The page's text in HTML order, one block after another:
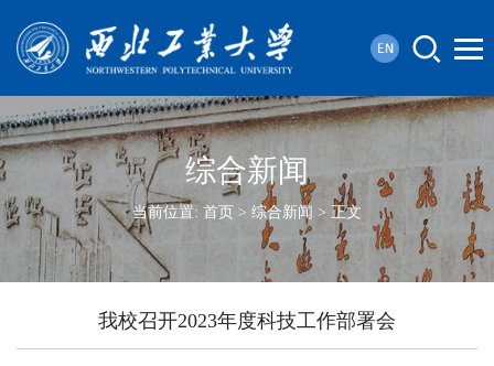
综合新闻
当前位置: 首页 > 综合新闻 > 正文
我校召开2023年度科技工作部署会